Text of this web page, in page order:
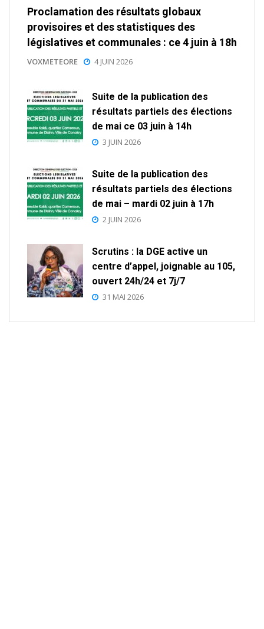
Proclamation des résultats globaux
provisoires et des statistiques des
législatives et communales : ce 4 juin à 18h
VOXMETEORE 4 JUIN 2026
Suite de la publication des
résultats partiels des élections
de mai ce 03 juin à 14h
3 JUIN 2026
Suite de la publication des
résultats partiels des élections
de mai – mardi 02 juin à 17h
2 JUIN 2026
Scrutins : la DGE active un
centre d’appel, joignable au 105,
ouvert 24h/24 et 7j/7
31 MAI 2026